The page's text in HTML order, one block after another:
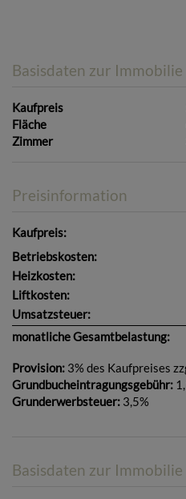
Basisdaten zur Immobilie
Kaufpreis
Fläche
Zimmer
Preisinformation
Kaufpreis:
Betriebskosten:
Heizkosten:
Liftkosten:
Umsatzsteuer:
monatliche Gesamtbelastung:
Provision: 3% des Kaufpreises
Grundbucheintragungsgebühr:
Grunderwerbsteuer: 3,5%
Basisdaten zur Immobilie